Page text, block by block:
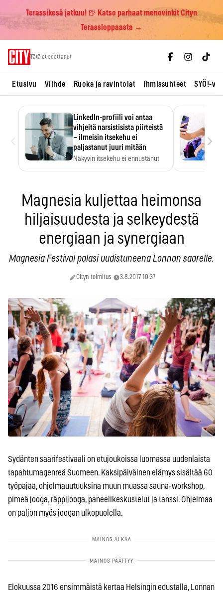
Terassikesä jatkuu! 🍺 Katso parhaat menovinkit Cityn
Terassioppaasta →
Tätä et odottanut
Etusivu Viihde Ruoka ja ravintolat Ihmissuhteet SYÖ!-
LinkedIn-profiili voi antaa
vihjeitä narsistisista piirteistä
– ilmeisin itsekehu ei
paljastanut juuri mitään
Näkyvin itsekehu ei ennustanut
›
Magnesia kuljettaa heimonsa
hiljaisuudesta ja selkeydestä
energiaan ja synergiaan
Magnesia Festival palasi uudistuneena Lonnan saarelle.
Cityn toimitus 3.8.2017 10:37
Sydänten saarifestivaali on etujoukoissa luomassa uudenlaista
tapahtumagenreä Suomeen. Kaksipäiväinen elämys sisältää 60
työpajaa, ohjelmauutuuksina muun muassa sauna-workshop,
pimeä jooga, räppijooga, paneelikeskustelut ja tanssi. Ohjelmaa
on paljon myös joogan ulkopuolella.
Elokuussa 2016 ensimmäistä kertaa Helsingin edustalla, Lonnan